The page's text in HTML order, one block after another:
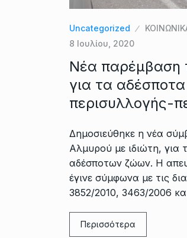
Uncategorized
8 Ιουλίου, 2020
Νέα παρέμβαση
για τα
περισυλλογής-
Δημοσιεύθηκε η νέα
Αλμυρού με ιδιώτη, για
αδέσποτων ζώων. Η
έγινε σύμφωνα με τις
3852/2010, 3463/2006
Περισσότερα